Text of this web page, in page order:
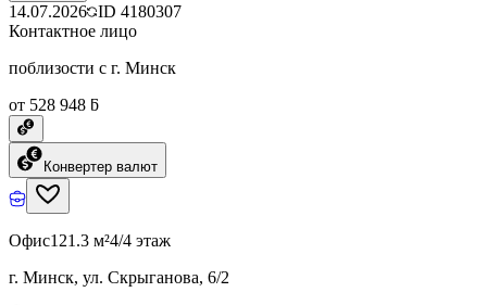
14.07.2026 ID 4180307
Контактное лицо
поблизости с г. Минск
от 528 948 ƃ
Конвертер валют
Офис121.3 м²4/4 этаж
г. Минск, ул. Скрыганова, 6/2